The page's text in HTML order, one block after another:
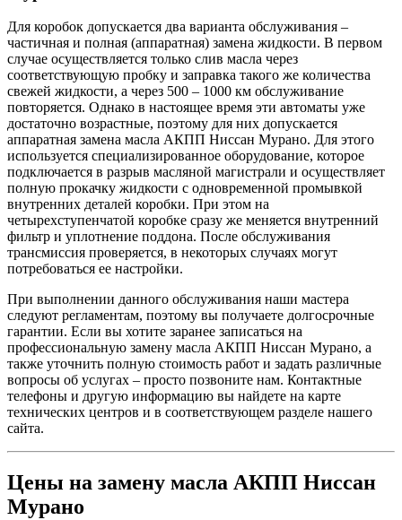
Для коробок допускается два варианта обслуживания –
частичная и полная (аппаратная) замена жидкости. В первом
случае осуществляется только слив масла через
соответствующую пробку и заправка такого же количества
свежей жидкости, а через 500 – 1000 км обслуживание
повторяется. Однако в настоящее время эти автоматы уже
достаточно возрастные, поэтому для них допускается
аппаратная замена масла АКПП Ниссан Мурано. Для этого
используется специализированное оборудование, которое
подключается в разрыв масляной магистрали и осуществляет
полную прокачку жидкости с одновременной промывкой
внутренних деталей коробки. При этом на
четырехступенчатой коробке сразу же меняется внутренний
фильтр и уплотнение поддона. После обслуживания
трансмиссия проверяется, в некоторых случаях могут
потребоваться ее настройки.
При выполнении данного обслуживания наши мастера
следуют регламентам, поэтому вы получаете долгосрочные
гарантии. Если вы хотите заранее записаться на
профессиональную замену масла АКПП Ниссан Мурано, а
также уточнить полную стоимость работ и задать различные
вопросы об услугах – просто позвоните нам. Контактные
телефоны и другую информацию вы найдете на карте
технических центров и в соответствующем разделе нашего
сайта.
Цены на замену масла АКПП Ниссан
Мурано